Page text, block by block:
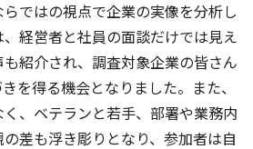
ではの視点で企業の実像を分析し
、経営者と社員の面談だけでは見え
紹介され、調査対象企業の皆さん
を得る機会となりました。また、
、ベテランと若手、部署や業務内
差も浮き彫りとなり、参加者は自